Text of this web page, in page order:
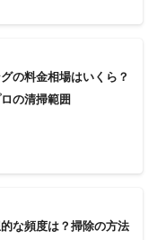
の料金相場はいくら？
の清掃範囲
な頻度は？掃除の方法